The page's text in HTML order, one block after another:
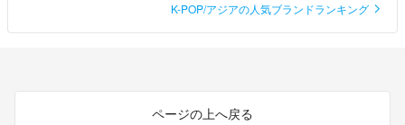
K-POP/アジアの人気ブランドランキング
ページの上へ戻る